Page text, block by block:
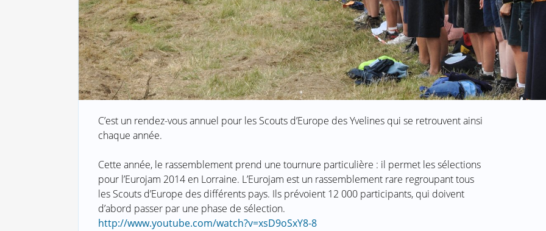
C’est un rendez-vous annuel pour les Scouts d’Europe des Yvelines qui se retrouvent ainsi
chaque année.
Cette année, le rassemblement prend une tournure particulière : il permet les sélections
pour l’Eurojam 2014 en Lorraine. L’Eurojam est un rassemblement rare regroupant tous
les Scouts d’Europe des différents pays. Ils prévoient 12 000 participants, qui doivent
d’abord passer par une phase de sélection.
http://www.youtube.com/watch?v=xsD9oSxY8-8